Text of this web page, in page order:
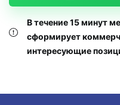
В течение 15 минут
сформирует
интересующие